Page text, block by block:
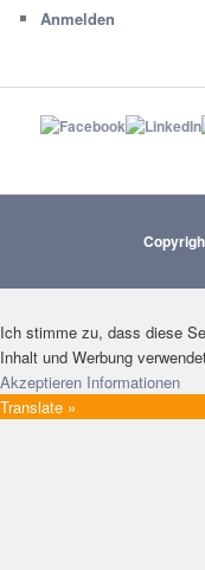
Anmelden
Ich stimme zu, dass diese
Inhalt und Werbung
Akzeptieren Informationen
Translate »